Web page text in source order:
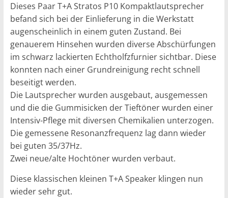
Dieses Paar T+A Stratos P10 Kompaktlautsprecher
befand sich bei der Einlieferung in die Werkstatt
augenscheinlich in einem guten Zustand. Bei
genauerem Hinsehen wurden diverse Abschürfungen
im schwarz lackierten Echtholfzfurnier sichtbar. Diese
konnten nach einer Grundreinigung recht schnell
beseitigt werden.
Die Lautsprecher wurden ausgebaut, ausgemessen
und die die Gummisicken der Tieftöner wurden einer
Intensiv-Pflege mit diversen Chemikalien unterzogen.
Die gemessene Resonanzfrequenz lag dann wieder
bei guten 35/37Hz.
Zwei neue/alte Hochtöner wurden verbaut.
Diese klassischen kleinen T+A Speaker klingen nun
wieder sehr gut.